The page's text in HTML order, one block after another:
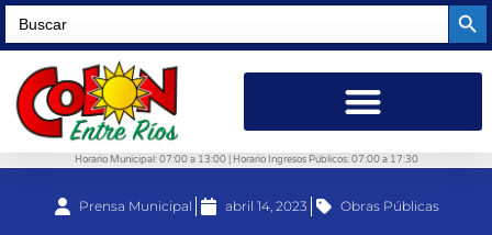
Search
for:
Horario Municipal: 07:00 a 13:00 | Horario Ingresos Públicos: 07:00 a 17:30
Prensa Municipal abril 14, 2023 Obras Públicas